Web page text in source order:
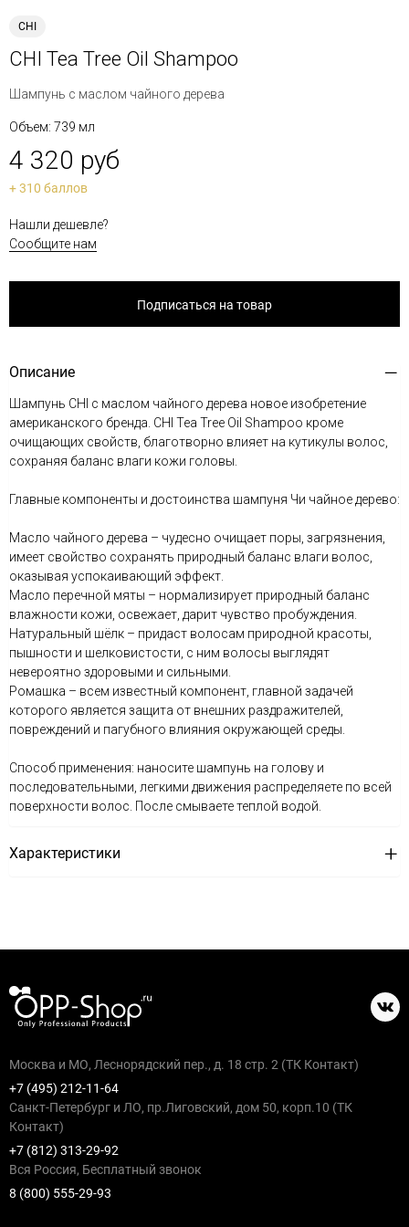
CHI
CHI Tea Tree Oil Shampoo
Шампунь с маслом чайного дерева
Объем: 739 мл
4 320 руб
+ 310 баллов
Нашли дешевле?
Сообщите нам
Подписаться на товар
Описание
Шампунь CHI с маслом чайного дерева новое изобретение
американского бренда. CHI Tea Tree Oil Shampoo кроме
очищающих свойств, благотворно влияет на кутикулы волос,
сохраняя баланс влаги кожи головы.
Главные компоненты и достоинства шампуня Чи чайное дерево:
Масло чайного дерева – чудесно очищает поры, загрязнения,
имеет свойство сохранять природный баланс влаги волос,
оказывая успокаивающий эффект.
Масло перечной мяты – нормализирует природный баланс
влажности кожи, освежает, дарит чувство пробуждения.
Натуральный шёлк – придаст волосам природной красоты,
пышности и шелковистости, с ним волосы выглядят
невероятно здоровыми и сильными.
Ромашка – всем известный компонент, главной задачей
которого является защита от внешних раздражителей,
повреждений и пагубного влияния окружающей среды.
Способ применения: наносите шампунь на голову и
последовательными, легкими движения распределяете по всей
поверхности волос. После смываете теплой водой.
Характеристики
Москва и МО, Леснорядский пер., д. 18 стр. 2 (ТК Контакт)
+7 (495) 212-11-64
Санкт-Петербург и ЛО, пр.Лиговский, дом 50, корп.10 (ТК
Контакт)
+7 (812) 313-29-92
Вся Россия, Бесплатный звонок
8 (800) 555-29-93